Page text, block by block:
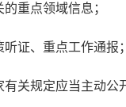
重点领域信息；
证、重点工作通报；
关规定应当主动公